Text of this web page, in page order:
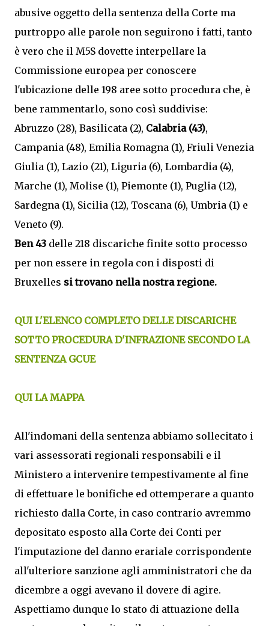
abusive oggetto della sentenza della Corte ma
purtroppo alle parole non seguirono i fatti, tanto
è vero che il M5S dovette interpellare la
Commissione europea per conoscere
l'ubicazione delle 198 aree sotto procedura che, è
bene rammentarlo, sono così suddivise:
Abruzzo (28), Basilicata (2), Calabria (43),
Campania (48), Emilia Romagna (1), Friuli Venezia
Giulia (1), Lazio (21), Liguria (6), Lombardia (4),
Marche (1), Molise (1), Piemonte (1), Puglia (12),
Sardegna (1), Sicilia (12), Toscana (6), Umbria (1) e
Veneto (9).
Ben 43 delle 218 discariche finite sotto processo
per non essere in regola con i disposti di
Bruxelles si trovano nella nostra regione.
QUI L'ELENCO COMPLETO DELLE DISCARICHE
SOTTO PROCEDURA D'INFRAZIONE SECONDO LA
SENTENZA GCUE
QUI LA MAPPA
All'indomani della sentenza abbiamo sollecitato i
vari assessorati regionali responsabili e il
Ministero a intervenire tempestivamente al fine
di effettuare le bonifiche ed ottemperare a quanto
richiesto dalla Corte, in caso contrario avremmo
depositato esposto alla Corte dei Conti per
l'imputazione del danno erariale corrispondente
all'ulteriore sanzione agli amministratori che da
dicembre a oggi avevano il dovere di agire.
Aspettiamo dunque lo stato di attuazione della